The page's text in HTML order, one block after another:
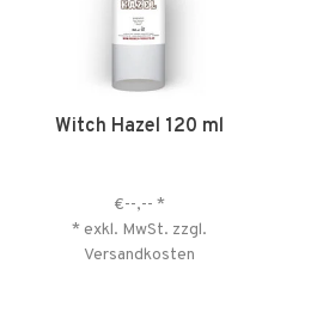
Witch Hazel 120 ml
€--,-- *
* exkl. MwSt. zzgl.
Versandkosten